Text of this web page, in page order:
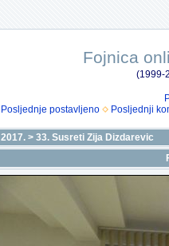
Fojnica
(1999-
Posljednje postavljeno Posljednji
2017. > 33. Susreti Zija Dizdarevic